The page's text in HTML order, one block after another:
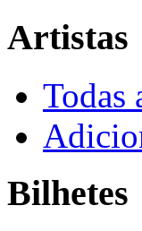
Artistas
Todas
Bilhetes